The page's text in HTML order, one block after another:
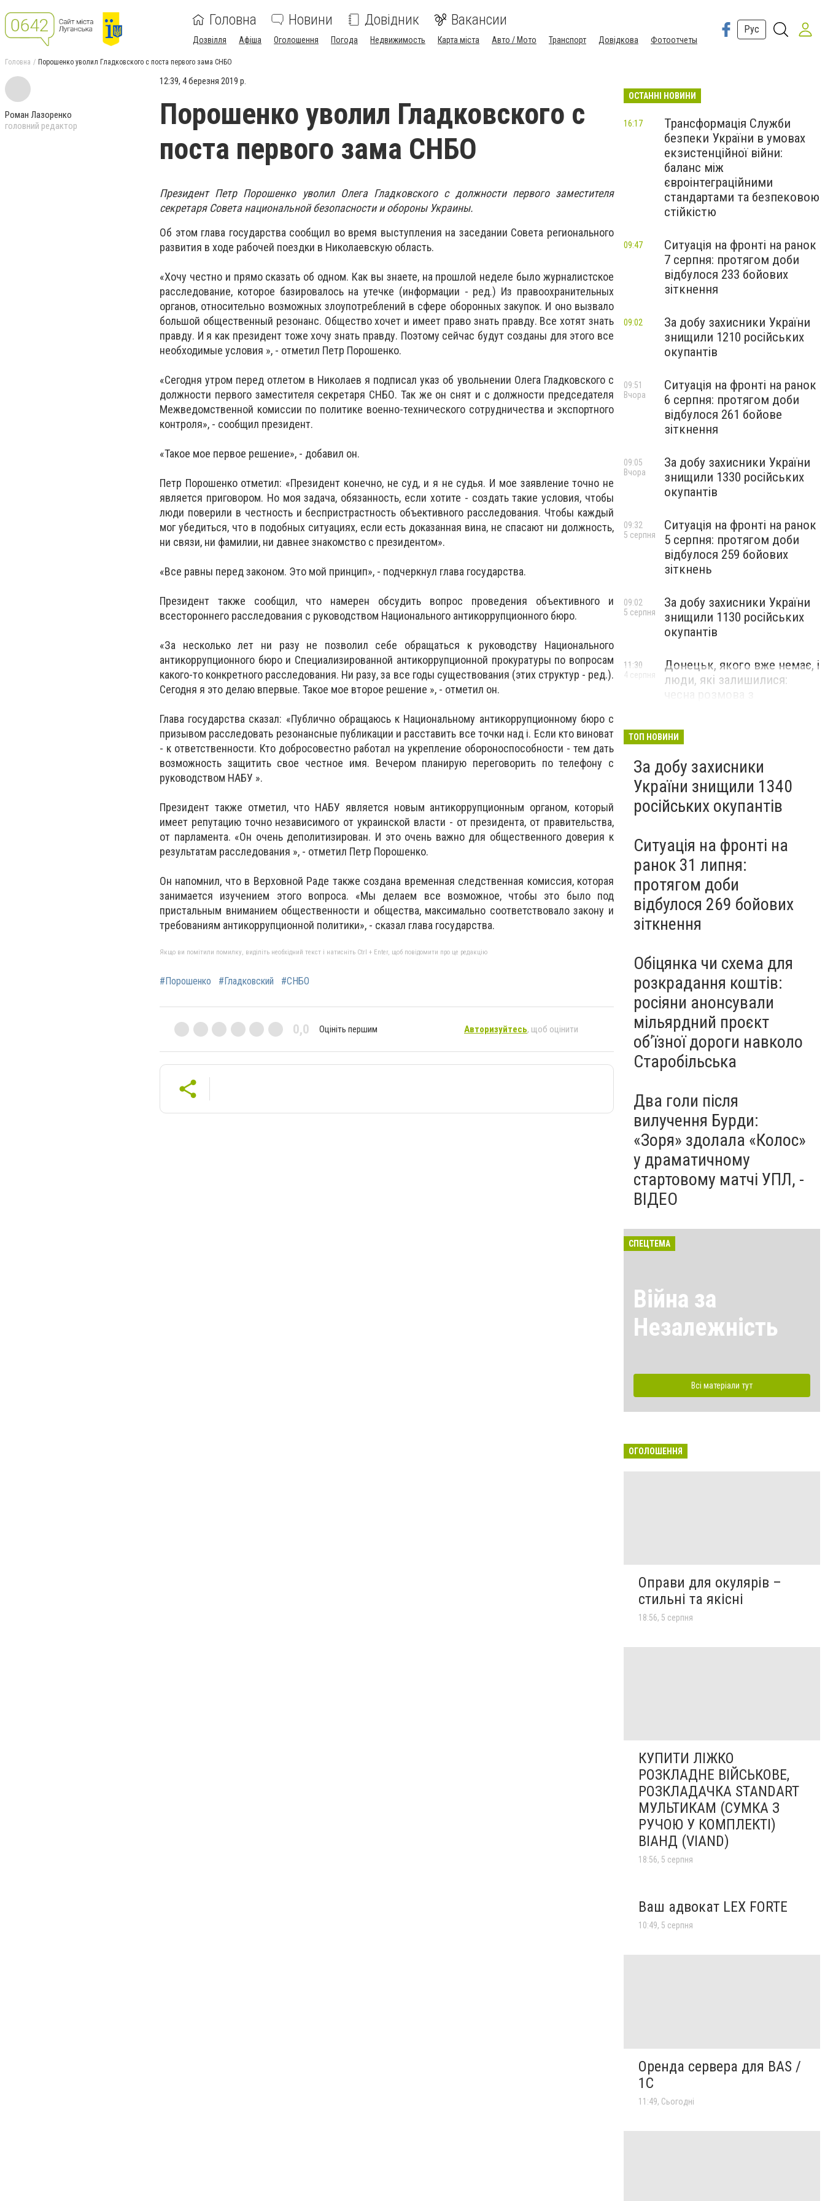
Головна Новини Довідник Вакансии
Дозвілля Афіша Оголошення Погода Недвижимость Карта міста Авто / Мото Транспорт Довідкова Фотоотчеты
Рус
Головна Порошенко уволил Гладковского с поста первого зама СНБО
Роман Лазоренко
головний редактор
12:39, 4 березня 2019 р.
Порошенко уволил Гладковского с
поста первого зама СНБО
Президент Петр Порошенко уволил Олега Гладковского с должности первого заместителя
секретаря Совета национальной безопасности и обороны Украины.
Об этом глава государства сообщил во время выступления на заседании Совета регионального
развития в ходе рабочей поездки в Николаевскую область.
«Хочу честно и прямо сказать об одном. Как вы знаете, на прошлой неделе было журналистское
расследование, которое базировалось на утечке (информации - ред.) Из правоохранительных
органов, относительно возможных злоупотреблений в сфере оборонных закупок. И оно вызвало
большой общественный резонанс. Общество хочет и имеет право знать правду. Все хотят знать
правду. И я как президент тоже хочу знать правду. Поэтому сейчас будут созданы для этого все
необходимые условия », - отметил Петр Порошенко.
«Сегодня утром перед отлетом в Николаев я подписал указ об увольнении Олега Гладковского с
должности первого заместителя секретаря СНБО. Так же он снят и с должности председателя
Межведомственной комиссии по политике военно-технического сотрудничества и экспортного
контроля», - сообщил президент.
«Такое мое первое решение», - добавил он.
Петр Порошенко отметил: «Президент конечно, не суд, и я не судья. И мое заявление точно не
является приговором. Но моя задача, обязанность, если хотите - создать такие условия, чтобы
люди поверили в честность и беспристрастность объективного расследования. Чтобы каждый
мог убедиться, что в подобных ситуациях, если есть доказанная вина, не спасают ни должность,
ни связи, ни фамилии, ни давнее знакомство с президентом».
«Все равны перед законом. Это мой принцип», - подчеркнул глава государства.
Президент также сообщил, что намерен обсудить вопрос проведения объективного и
всестороннего расследования с руководством Национального антикоррупционного бюро.
«За несколько лет ни разу не позволил себе обращаться к руководству Национального
антикоррупционного бюро и Специализированной антикоррупционной прокуратуры по вопросам
какого-то конкретного расследования. Ни разу, за все годы существования (этих структур - ред.).
Сегодня я это делаю впервые. Такое мое второе решение », - отметил он.
Глава государства сказал: «Публично обращаюсь к Национальному антикоррупционному бюро с
призывом расследовать резонансные публикации и расставить все точки над i. Если кто виноват
- к ответственности. Кто добросовестно работал на укрепление обороноспособности - тем дать
возможность защитить свое честное имя. Вечером планирую переговорить по телефону с
руководством НАБУ ».
Президент также отметил, что НАБУ является новым антикоррупционным органом, который
имеет репутацию точно независимого от украинской власти - от президента, от правительства,
от парламента. «Он очень деполитизирован. И это очень важно для общественного доверия к
результатам расследования », - отметил Петр Порошенко.
Он напомнил, что в Верховной Раде также создана временная следственная комиссия, которая
занимается изучением этого вопроса. «Мы делаем все возможное, чтобы это было под
пристальным вниманием общественности и общества, максимально соответствовало закону и
требованиям антикоррупционной политики», - сказал глава государства.
Якщо ви помітили помилку, виділіть необхідний текст і натисніть Ctrl + Enter, щоб повідомити про це редакцію
#Порошенко #Гладковский #СНБО
0,0 Оцініть першим Авторизуйтесь, щоб оцінити
ОСТАННІ НОВИНИ
Трансформація Служби
безпеки України в умовах
екзистенційної війни:
баланс між
євроінтеграційними
стандартами та безпековою
стійкістю
16:17
Ситуація на фронті на ранок
7 серпня: протягом доби
відбулося 233 бойових
зіткнення
09:47
За добу захисники України
знищили 1210 російських
окупантів
09:02
Ситуація на фронті на ранок
6 серпня: протягом доби
відбулося 261 бойове
зіткнення
09:51
Вчора
За добу захисники України
знищили 1330 російських
окупантів
09:05
Вчора
Ситуація на фронті на ранок
5 серпня: протягом доби
відбулося 259 бойових
зіткнень
09:32
5 серпня
За добу захисники України
знищили 1130 російських
окупантів
09:02
5 серпня
Донецьк, якого вже немає, і
люди, які залишилися:
11:30
4 серпня
ТОП НОВИНИ
За добу захисники
України знищили 1340
російських окупантів
Ситуація на фронті на
ранок 31 липня:
протягом доби
відбулося 269 бойових
зіткнення
Обіцянка чи схема для
розкрадання коштів:
росіяни анонсували
мільярдний проєкт
об’їзної дороги навколо
Старобільська
Два голи після
вилучення Бурди:
«Зоря» здолала «Колос»
у драматичному
стартовому матчі УПЛ, -
ВІДЕО
СПЕЦТЕМА
Війна за
Незалежність
Всі матеріали тут
ОГОЛОШЕННЯ
Оправи для окулярів –
стильні та якісні
18:56, 5 серпня
КУПИТИ ЛІЖКО
РОЗКЛАДНЕ ВІЙСЬКОВЕ,
РОЗКЛАДАЧКА STANDART
МУЛЬТИКАМ (СУМКА З
РУЧОЮ У КОМПЛЕКТІ)
ВІАНД (VIAND)
18:56, 5 серпня
Ваш адвокат LEX FORTE
10:49, 5 серпня
Оренда сервера для BAS /
1C
11:49, Сьогодні